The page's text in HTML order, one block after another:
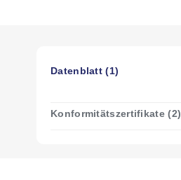
Datenblatt (1)
Konformitätszertifikate (2)